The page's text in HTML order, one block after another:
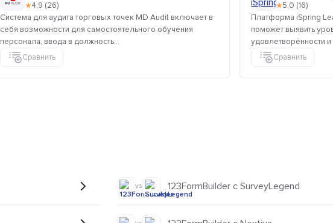
★4,9 (26)
Система для аудита торговых точек MD Audit включает в
себя возможности для самостоятельного обучения
персонала, ввода в должность...
Сравнить
★5,0 (16)
Платформа iSpring
поможет выявить
удовлетворённости
Сравнить
vs 123FormBuilder с SurveyLegend